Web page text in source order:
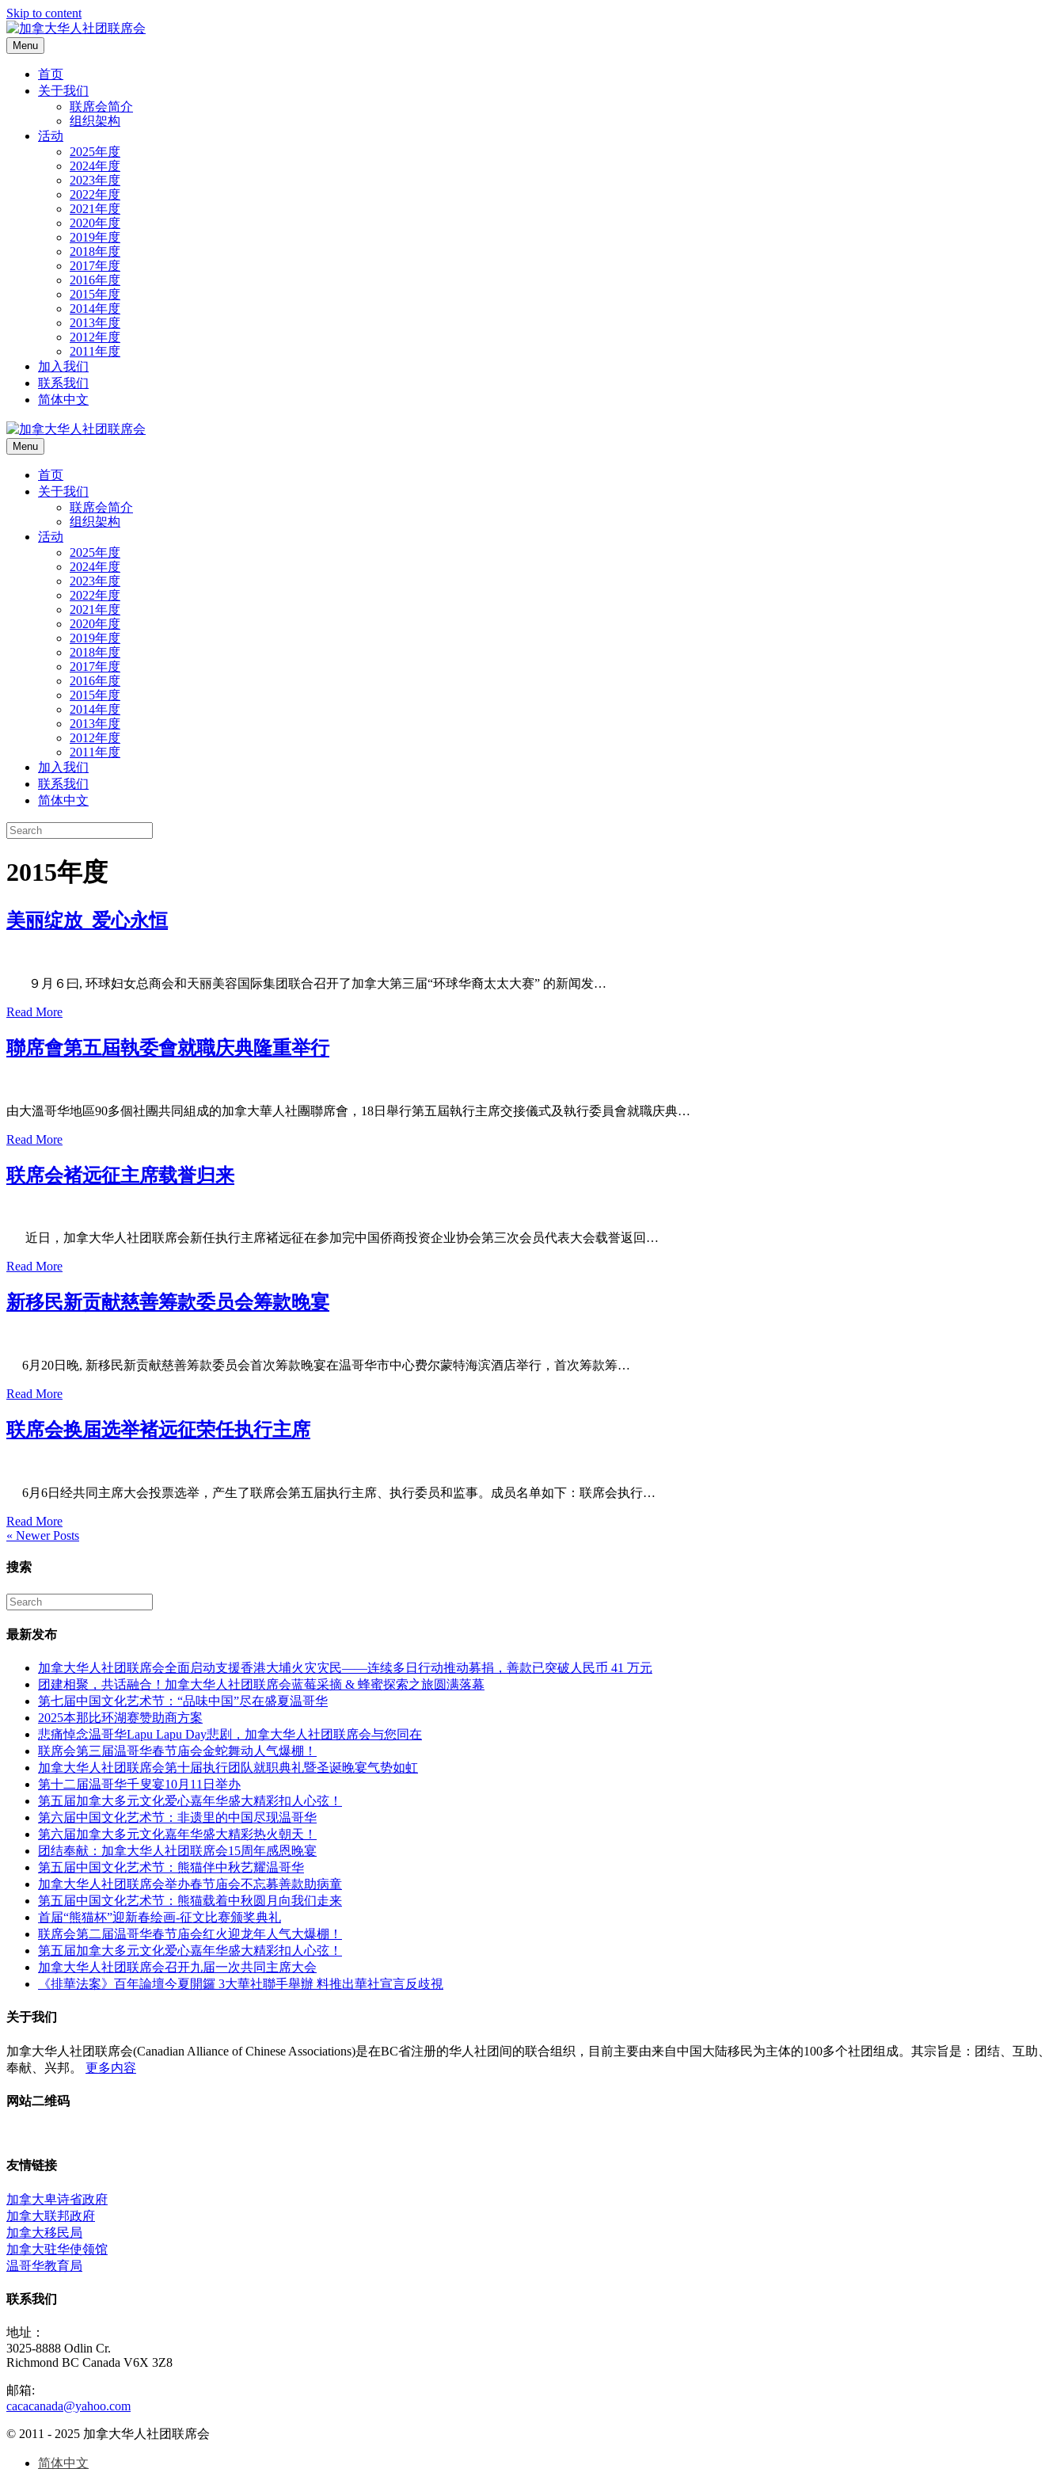
Skip to content
Menu
首页
关于我们
联席会简介
组织架构
活动
2025年度
2024年度
2023年度
2022年度
2021年度
2020年度
2019年度
2018年度
2017年度
2016年度
2015年度
2014年度
2013年度
2012年度
2011年度
加入我们
联系我们
简体中文
Menu
首页
关于我们
联席会简介
组织架构
活动
2025年度
2024年度
2023年度
2022年度
2021年度
2020年度
2019年度
2018年度
2017年度
2016年度
2015年度
2014年度
2013年度
2012年度
2011年度
加入我们
联系我们
简体中文
2015年度
美丽绽放 爱心永恒
９月６曰, 环球妇女总商会和天丽美容国际集团联合召开了加拿大第三届“环球华裔太太大赛” 的新闻发…
Read More
聯席會第五屆執委會就職庆典隆重举行
由大溫哥华地區90多個社團共同組成的加拿大華人社團聯席會，18日舉行第五屆執行主席交接儀式及執行委員會就職庆典…
Read More
联席会褚远征主席载誉归来
近日，加拿大华人社团联席会新任执行主席褚远征在参加完中国侨商投资企业协会第三次会员代表大会载誉返回…
Read More
新移民新贡献慈善筹款委员会筹款晚宴
6月20日晚, 新移民新贡献慈善筹款委员会首次筹款晚宴在温哥华市中心费尔蒙特海滨酒店举行，首次筹款筹…
Read More
联席会换届选举褚远征荣任执行主席
6月6日经共同主席大会投票选举，产生了联席会第五届执行主席、执行委员和监事。成员名单如下：联席会执行…
Read More
« Newer Posts
搜索
最新发布
加拿大华人社团联席会全面启动支援香港大埔火灾灾民——连续多日行动推动募捐，善款已突破人民币 41 万元
团建相聚，共话融合！加拿大华人社团联席会蓝莓采摘 & 蜂蜜探索之旅圆满落幕
第七届中国文化艺术节：“品味中国”尽在盛夏温哥华
2025本那比环湖赛赞助商方案
悲痛悼念温哥华Lapu Lapu Day悲剧，加拿大华人社团联席会与您同在
联席会第三届温哥华春节庙会金蛇舞动人气爆棚！
加拿大华人社团联席会第十届执行团队就职典礼暨圣诞晚宴气势如虹
第十二届温哥华千叟宴10月11日举办
第五届加拿大多元文化爱心嘉年华盛大精彩扣人心弦！
第六届中国文化艺术节：非遗里的中国尽现温哥华
第六届加拿大多元文化嘉年华盛大精彩热火朝天！
团结奉献：加拿大华人社团联席会15周年感恩晚宴
第五届中国文化艺术节：熊猫伴中秋艺耀温哥华
加拿大华人社团联席会举办春节庙会不忘募善款助病童
第五届中国文化艺术节：熊猫载着中秋圆月向我们走来
首届“熊猫杯”迎新春绘画-征文比赛颁奖典礼
联席会第二届温哥华春节庙会红火迎龙年人气大爆棚！
第五届加拿大多元文化爱心嘉年华盛大精彩扣人心弦！
加拿大华人社团联席会召开九届一次共同主席大会
《排華法案》百年論壇今夏開鑼 3大華社聯手舉辦 料推出華社宣言反歧視
关于我们
加拿大华人社团联席会(Canadian Alliance of Chinese Associations)是在BC省注册的华人社团间的联合组织，目前主要由来自中国大陆移民为主体的100多个社团组成。其宗旨是：团结、互助、
奉献、兴邦。 更多内容
网站二维码
友情链接
加拿大卑诗省政府
加拿大联邦政府
加拿大移民局
加拿大驻华使领馆
温哥华教育局
联系我们
地址：
3025-8888 Odlin Cr.
Richmond BC Canada V6X 3Z8
邮箱:
cacacanada@yahoo.com
© 2011 - 2025 加拿大华人社团联席会
简体中文